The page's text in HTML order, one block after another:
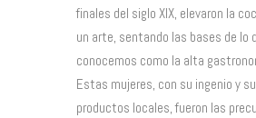
finales del siglo XIX, elevaron la
un arte, sentando las bases de lo
conocemos como la alta
Estas mujeres, con su ingenio y
productos locales, fueron las